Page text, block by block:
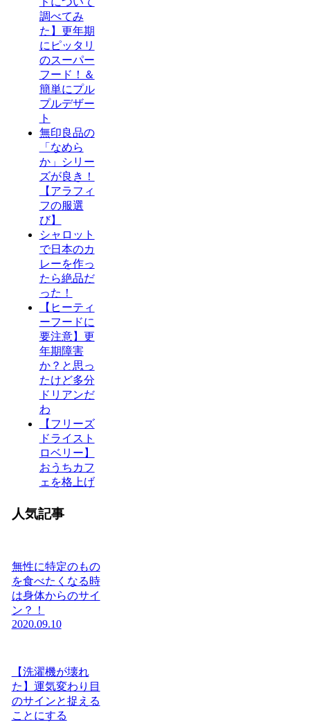
調べてみ
た】更年期
にピッタリ
のスーパー
フード！＆
簡単にプル
プルデザー
ト
無印良品の
「なめら
か」シリー
ズが良き！
【アラフィ
フの服選
び】
シャロット
で日本のカ
レーを作っ
たら絶品だ
った！
【ヒーティ
ーフードに
要注意】更
年期障害
か？と思っ
たけど多分
ドリアンだ
わ
【フリーズ
ドライスト
ロベリー】
おうちカフ
ェを格上げ
人気記事
無性に特定のもの
を食べたくなる時
は身体からのサイ
ン？！
2020.09.10
【洗濯機が壊れ
た】運気変わり目
のサインと捉える
ことにする